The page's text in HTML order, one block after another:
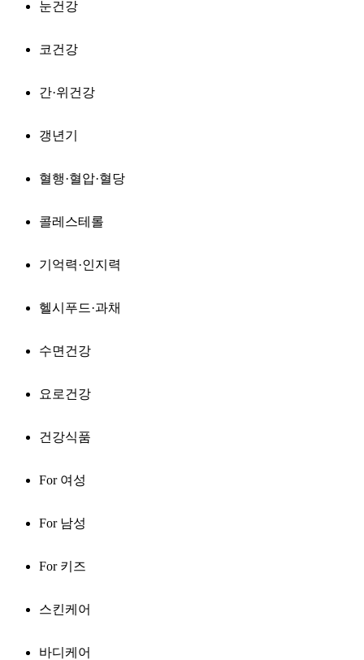
눈건강
코건강
간·위건강
갱년기
혈행·혈압·혈당
콜레스테롤
기억력·인지력
헬시푸드·과채
수면건강
요로건강
건강식품
For 여성
For 남성
For 키즈
스킨케어
바디케어